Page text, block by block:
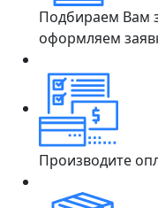
Подбираем Вам
оформляем
Производите